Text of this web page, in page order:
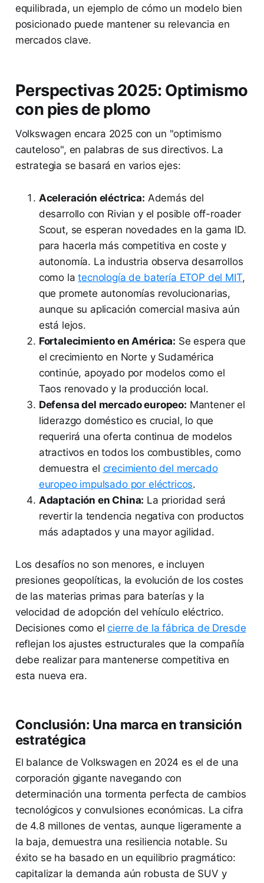
equilibrada, un ejemplo de cómo un modelo bien
posicionado puede mantener su relevancia en
mercados clave.
Perspectivas 2025: Optimismo
con pies de plomo
Volkswagen encara 2025 con un "optimismo
cauteloso", en palabras de sus directivos. La
estrategia se basará en varios ejes:
Aceleración eléctrica: Además del
desarrollo con Rivian y el posible off-roader
Scout, se esperan novedades en la gama ID.
para hacerla más competitiva en coste y
autonomía. La industria observa desarrollos
como latecnología de batería ETOP del MIT,
que promete autonomías revolucionarias,
aunque su aplicación comercial masiva aún
está lejos.
Fortalecimiento en América: Se espera que
el crecimiento en Norte y Sudamérica
continúe, apoyado por modelos como el
Taos renovado y la producción local.
Defensa del mercado europeo: Mantener el
liderazgo doméstico es crucial, lo que
requerirá una oferta continua de modelos
atractivos en todos los combustibles, como
demuestra el crecimiento del mercado
europeo impulsado por eléctricos.
Adaptación en China: La prioridad será
revertir la tendencia negativa con productos
más adaptados y una mayor agilidad.
Los desafíos no son menores, e incluyen
presiones geopolíticas, la evolución de los costes
de las materias primas para baterías y la
velocidad de adopción del vehículo eléctrico.
Decisiones como elcierre de la fábrica de Dresde
reflejan los ajustes estructurales que la compañía
debe realizar para mantenerse competitiva en
esta nueva era.
Conclusión: Una marca en transición
estratégica
El balance de Volkswagen en 2024 es el de una
corporación gigante navegando con
determinación una tormenta perfecta de cambios
tecnológicos y convulsiones económicas. La cifra
de 4.8 millones de ventas, aunque ligeramente a
la baja, demuestra una resiliencia notable. Su
éxito se ha basado en un equilibrio pragmático:
capitalizar la demanda aún robusta de SUV y